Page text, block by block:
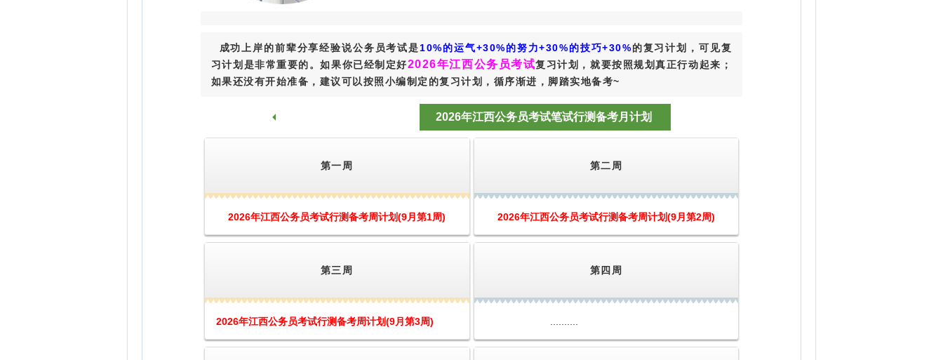
成功上岸的前辈分享经验说公务员考试是10%的运气+30%的努力+30%的技巧+30%的复习计划，可见复
习计划是非常重要的。如果你已经制定好2026年江西公务员考试复习计划，就要按照规划真正行动起来；
如果还没有开始准备，建议可以按照小编制定的复习计划，循序渐进，脚踏实地备考~
2026年江西公务员考试笔试行测备考月计划
第一周
2026年江西公务员考试行测备考周计划(9月第1周)
第二周
2026年江西公务员考试行测备考周计划(9月第2周)
第三周
2026年江西公务员考试行测备考周计划(9月第3周)
第四周